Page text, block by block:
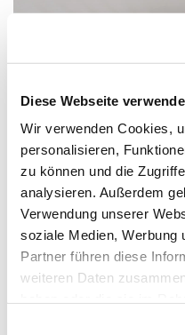
Diese Webseite
Wir verwenden Cookies,
personalisieren,
zu können und die
analysieren. Außerdem
Verwendung unserer
soziale Medien, Werbung
Partner führen diese
weiteren Daten
Donnerstag, 4.
16:00 Uhr